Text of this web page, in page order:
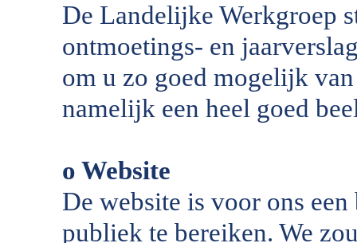
De Landelijke Werkgroep
ontmoetings- en
om u zo goed mogelijk
namelijk een heel goed
o Website
De website is voor ons
publiek te bereiken. We